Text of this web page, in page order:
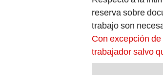
trabajo son
Con excepción
trabajador salvo